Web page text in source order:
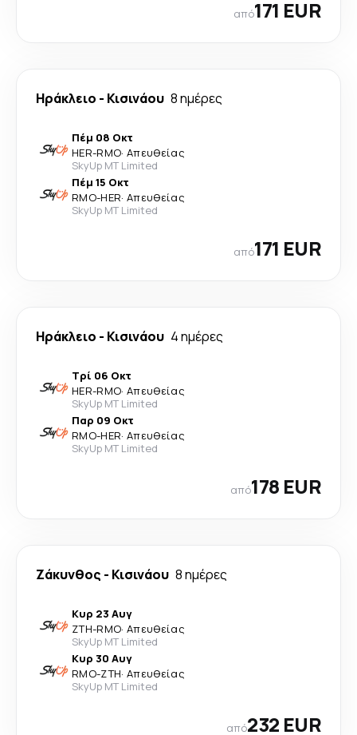
από171 EUR
Ηράκλειο - Κισινάου 8 ημέρες
Πέμ 08 Οκτ
HER-RMO· Απευθείας
SkyUp MT Limited
Πέμ 15 Οκτ
RMO-HER· Απευθείας
SkyUp MT Limited
από171 EUR
Ηράκλειο - Κισινάου 4 ημέρες
Τρί 06 Οκτ
HER-RMO· Απευθείας
SkyUp MT Limited
Παρ 09 Οκτ
RMO-HER· Απευθείας
SkyUp MT Limited
από178 EUR
Ζάκυνθος - Κισινάου 8 ημέρες
Κυρ 23 Αυγ
ZTH-RMO· Απευθείας
SkyUp MT Limited
Κυρ 30 Αυγ
RMO-ZTH· Απευθείας
SkyUp MT Limited
από232 EUR